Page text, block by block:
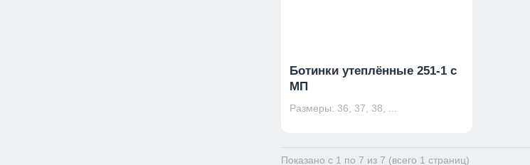
Ботинки утеплённые 251-1 с
МП
Размеры: 36, 37, 38, ...
Показано с 1 по 7 из 7 (всего 1 страниц)